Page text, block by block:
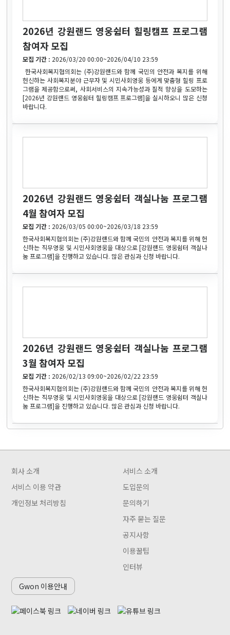
2026년 강원랜드 영웅쉼터 힐링캠프 프로그램
참여자 모집
모집 기간 : 2026/03/20 00:00~2026/04/10 23:59
한국사회복지협의회는 (주)강원랜드와 함께 국민의 안전과 복지를 위해
헌신하는 사회복지분야 근무자 및 시민사회영웅 등에게 맞춤형 힐링 프로
그램을 제공함으로써, 사회서비스의 지속가능성과 질적 향상을 도모하는
[2026년 강원랜드 영웅쉼터 힐링캠프 프로그램]을 실시하오니 많은 신청
바랍니다.
2026년 강원랜드 영웅쉼터 객실나눔 프로그램
4월 참여자 모집
모집 기간 : 2026/03/05 00:00~2026/03/18 23:59
한국사회복지협의회는 (주)강원랜드와 함께 국민의 안전과 복지를 위해 헌
신하는 직무영웅 및 시민사회영웅을 대상으로 [강원랜드 영웅쉼터 객실나
눔 프로그램]을 진행하고 있습니다. 많은 관심과 신청 바랍니다.
2026년 강원랜드 영웅쉼터 객실나눔 프로그램
3월 참여자 모집
모집 기간 : 2026/02/13 09:00~2026/02/22 23:59
한국사회복지협의회는 (주)강원랜드와 함께 국민의 안전과 복지를 위해 헌
신하는 직무영웅 및 시민사회영웅을 대상으로 [강원랜드 영웅쉼터 객실나
눔 프로그램]을 진행하고 있습니다. 많은 관심과 신청 바랍니다.
회사 소개
서비스 이용 약관
개인정보 처리방침
서비스 소개
도입문의
문의하기
자주 묻는 질문
공지사항
이용꿀팁
인터뷰
Gwon 이용안내